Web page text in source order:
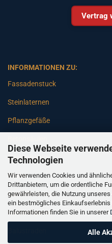
Diese Webseite
Technologien
Wir verwenden Cookies und
Drittanbietern, um die ordentliche
gewährleisten, die Nutzung
ein bestmögliches
Informationen finden Sie in unserer
Alle
Vertrag
INFORMATIONEN ZU:
Fassadenstuck
Steinlaternen
Pflanzgefäße
Gartenbänke
Pfeiler
Gartenbrunnen
Gartenfiguren